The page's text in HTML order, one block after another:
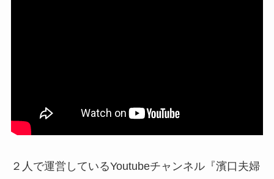
２人で運営しているYoutubeチャンネル『濱口夫婦